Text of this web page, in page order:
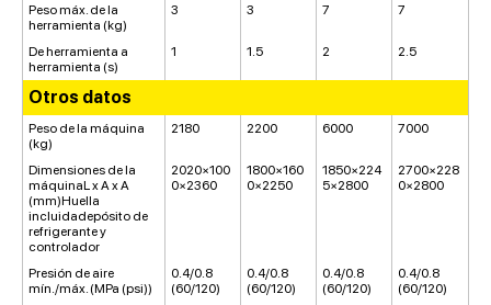
Peso máx. de la
herramienta (kg)
3 3 7 7
De herramienta a
herramienta (s)
1 1.5 2 2.5
Otros datos
Peso de la máquina
(kg)
2180 2200 6000 7000
Dimensiones de la
máquinaL x A x A
(mm)Huella
incluidadepósito de
refrigerante y
controlador
2020×100
0×2360
1800×160
0×2250
1850×224
5×2800
2700×228
0×2800
Presión de aire
mín./máx. (MPa (psi))
0.4/0.8
(60/120)
0.4/0.8
(60/120)
0.4/0.8
(60/120)
0.4/0.8
(60/120)